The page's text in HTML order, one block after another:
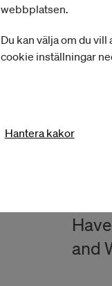
äga
and
webbplatsen.
Du kan välja om du
cookie inställningar
Hantera kakor